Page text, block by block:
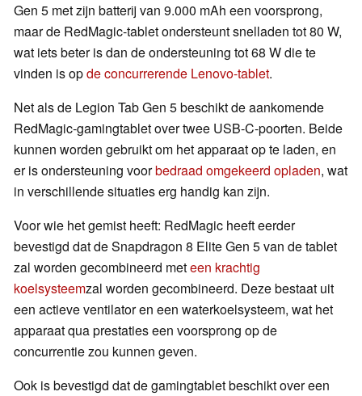
Gen 5 met zijn batterij van 9.000 mAh een voorsprong,
maar de RedMagic-tablet ondersteunt snelladen tot 80 W,
wat iets beter is dan de ondersteuning tot 68 W die te
vinden is opde concurrerende Lenovo-tablet.
Net als de Legion Tab Gen 5 beschikt de aankomende
RedMagic-gamingtablet over twee USB-C-poorten. Beide
kunnen worden gebruikt om het apparaat op te laden, en
er is ondersteuning voorbedraad omgekeerd opladen, wat
in verschillende situaties erg handig kan zijn.
Voor wie het gemist heeft: RedMagic heeft eerder
bevestigd dat de Snapdragon 8 Elite Gen 5 van de tablet
zal worden gecombineerd meteen krachtig
koelsysteemzal worden gecombineerd. Deze bestaat uit
een actieve ventilator en een waterkoelsysteem, wat het
apparaat qua prestaties een voorsprong op de
concurrentie zou kunnen geven.
Ook is bevestigd dat de gamingtablet beschikt over een